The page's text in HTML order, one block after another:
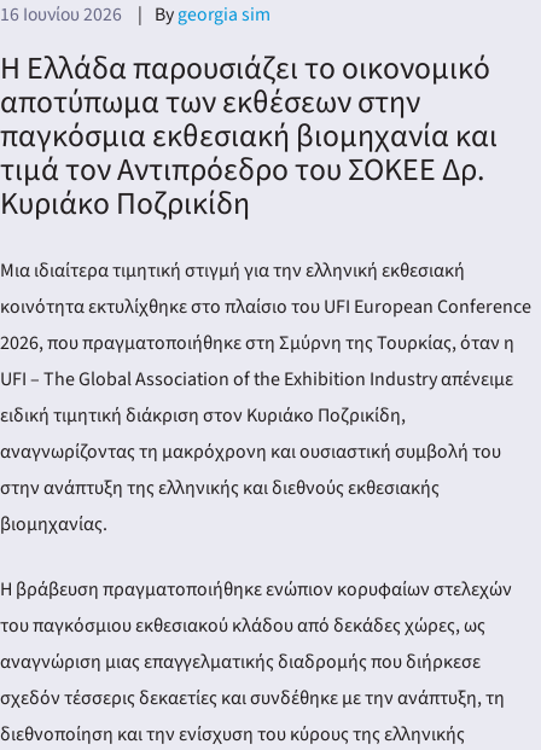
16 Ιουνίου 2026 Bygeorgia sim
Η Ελλάδα παρουσιάζει το οικονομικό
αποτύπωμα των εκθέσεων στην
παγκόσμια εκθεσιακή βιομηχανία και
τιμά τον Αντιπρόεδρο του ΣΟΚΕΕ Δρ.
Κυριάκο Ποζρικίδη
Μια ιδιαίτερα τιμητική στιγμή για την ελληνική εκθεσιακή
κοινότητα εκτυλίχθηκε στο πλαίσιο του UFI European Conference
2026, που πραγματοποιήθηκε στη Σμύρνη της Τουρκίας, όταν η
UFI – The Global Association of the Exhibition Industry απένειμε
ειδική τιμητική διάκριση στον Κυριάκο Ποζρικίδη,
αναγνωρίζοντας τη μακρόχρονη και ουσιαστική συμβολή του
στην ανάπτυξη της ελληνικής και διεθνούς εκθεσιακής
βιομηχανίας.
Η βράβευση πραγματοποιήθηκε ενώπιον κορυφαίων στελεχών
του παγκόσμιου εκθεσιακού κλάδου από δεκάδες χώρες, ως
αναγνώριση μιας επαγγελματικής διαδρομής που διήρκεσε
σχεδόν τέσσερις δεκαετίες και συνδέθηκε με την ανάπτυξη, τη
διεθνοποίηση και την ενίσχυση του κύρους της ελληνικής